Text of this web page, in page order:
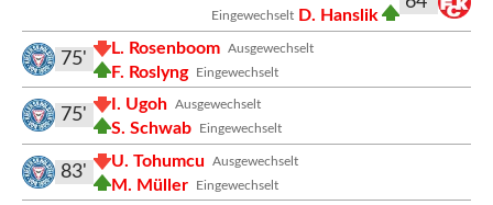
Eingewechselt D. Hanslik
Ausgewechselt
L. Rosenboom
Eingewechselt
F. Roslyng
75'
Ausgewechselt
I. Ugoh
Eingewechselt
S. Schwab
75'
Ausgewechselt
U. Tohumcu
Eingewechselt
M. Müller
83'